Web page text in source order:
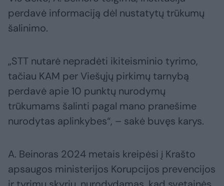
perdavė informaciją dėl nustatytų trūkumų
šalinimo.
„STT nutarė nepradėti ikiteisminio tyrimo,
tačiau KAM per Viešųjų pirkimų tarnybą
perdavė apie 10 punktų nurodymų
trūkumams šalinti pagal mano pranešime
nurodytas aplinkybes“, – sakė buvęs karys.
A. Beinoras 2024 metais kreipėsi į Krašto
apsaugos ministerijos Korupcijos prevencijos